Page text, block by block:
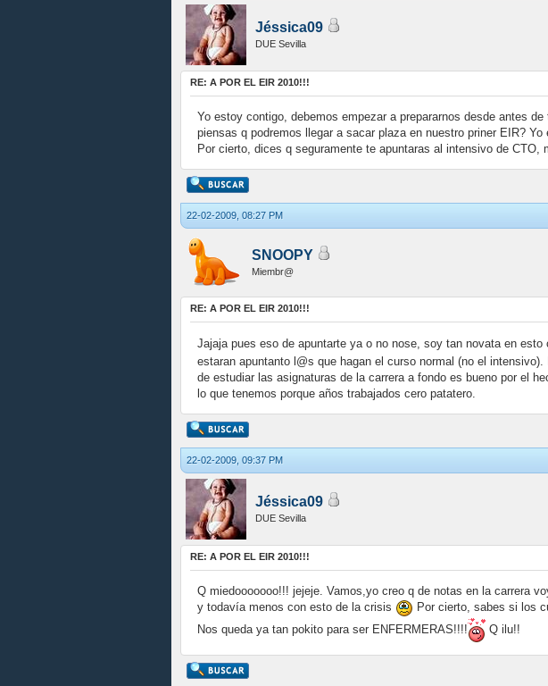
Jéssica09
DUE Sevilla
RE: A POR EL EIR 2010!!!
Yo estoy contigo, debemos empezar a prepararnos desde antes
piensas q podremos llegar a sacar plaza en nuestro priner EIR?
Por cierto, dices q seguramente te apuntaras al intensivo de
22-02-2009, 08:27 PM
SNOOPY
Miembr@
RE: A POR EL EIR 2010!!!
Jajaja pues eso de apuntarte ya o no nose, soy tan novata en esto
estaran apuntanto l@s que hagan el curso normal (no el
de estudiar las asignaturas de la carrera a fondo es bueno por el
lo que tenemos porque años trabajados cero patatero.
22-02-2009, 09:37 PM
Jéssica09
DUE Sevilla
RE: A POR EL EIR 2010!!!
Q miedooooooo!!! jejeje. Vamos,yo creo q de notas en la carrera
y todavía menos con esto de la crisis
Por cierto, sabes si los
Nos queda ya tan pokito para ser ENFERMERAS!!!!
Q ilu!!